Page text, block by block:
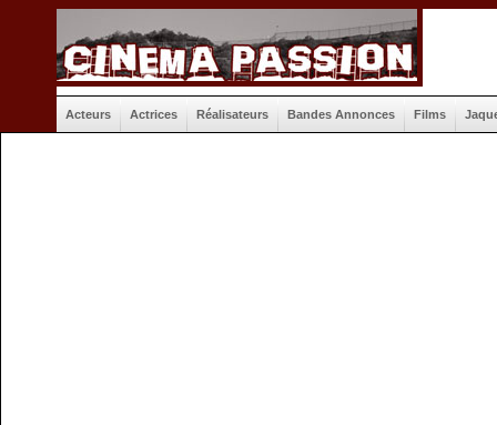
Acteurs Actrices Réalisateurs Bandes Annonces Films